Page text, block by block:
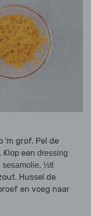
'm grof. Pel de
een dressing
sesamolie, ½tl
Hussel de
en voeg naar